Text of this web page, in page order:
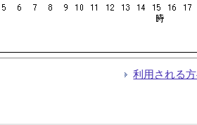
利用される